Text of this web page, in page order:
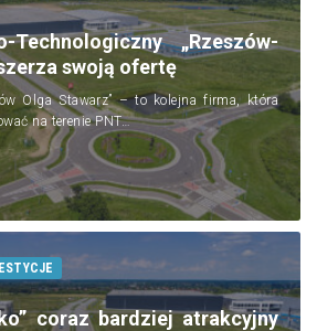
Technologiczny „Rzeszów-
swoją ofertę
Olga Stawarz” – to kolejna firma, która
na terenie PNT…
coraz bardziej atrakcyjny